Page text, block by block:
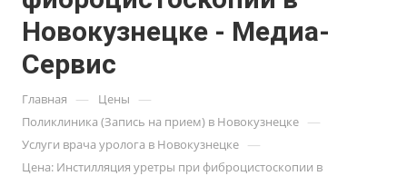
Новокузнецке - Медиа-
Сервис
Главная — Цены —
Поликлиника (Запись на прием) в Новокузнецке —
Услуги врача уролога в Новокузнецке —
Цена: Инстилляция уретры при фиброцистоскопии в